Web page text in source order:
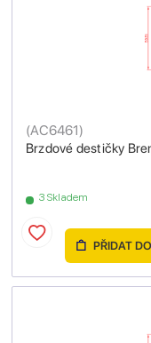
Brzdové destičky
(AC6461)
3 Skladem
PŘIDAT